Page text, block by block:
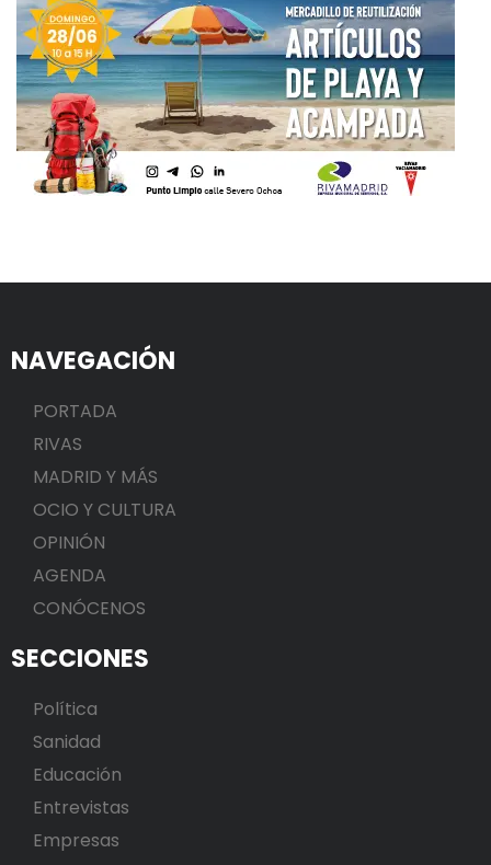
NAVEGACIÓN
PORTADA
RIVAS
MADRID Y MÁS
OCIO Y CULTURA
OPINIÓN
AGENDA
CONÓCENOS
SECCIONES
Política
Sanidad
Educación
Entrevistas
Empresas